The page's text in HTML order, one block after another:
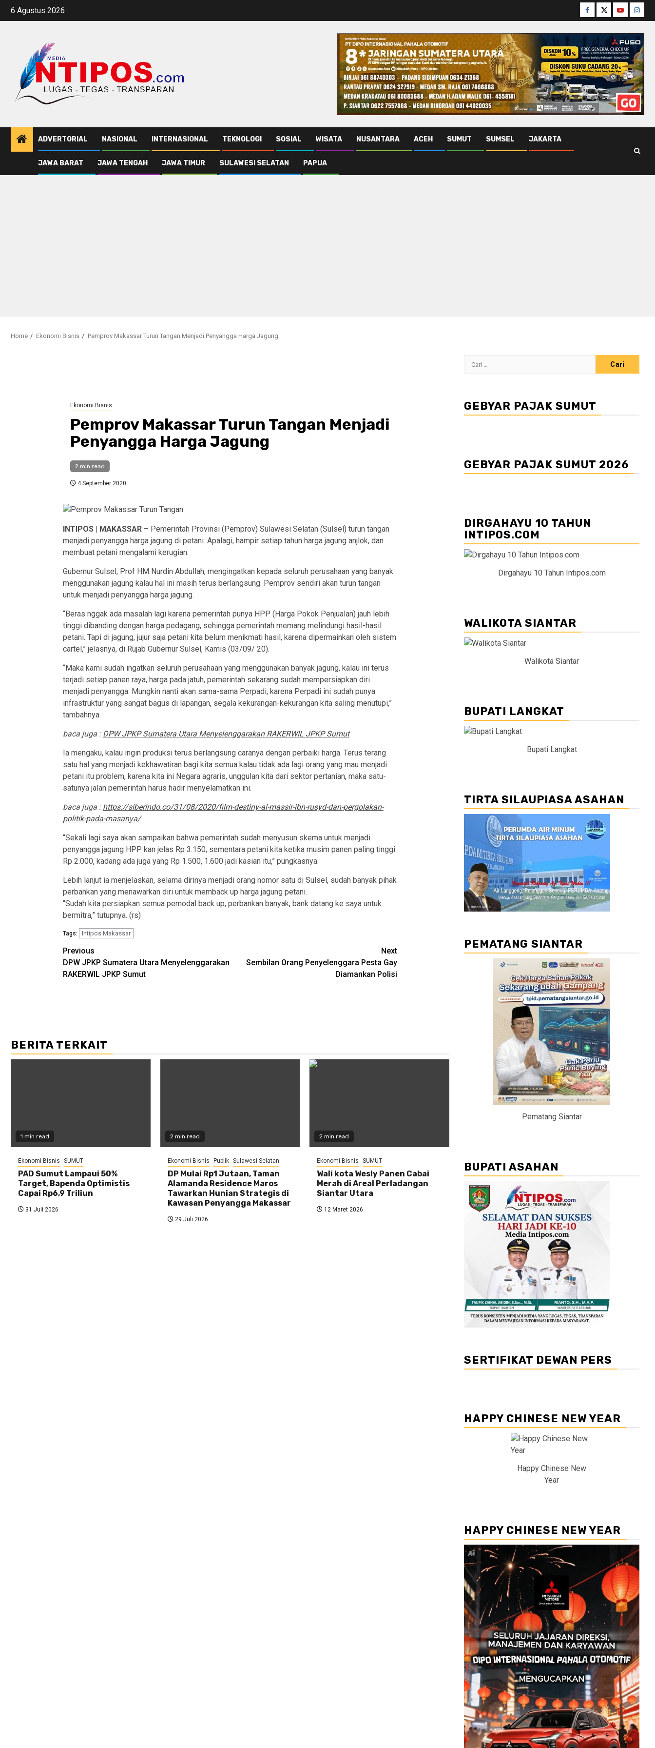
Skip
6 Agustus 2026 Facebook
TwitterYoutube
ADVERTORIAL NASIONAL INTERNASIONAL TEKNOLOGI SOSIAL WISATA NUSANTARA ACEH SUMUT SUMSEL JAKARTA
JAWA BARAT JAWA TENGAH JAWA TIMUR SULAWESI SELATAN PAPUA
Home Ekonomi Bisnis Pemprov Makassar Turun Tangan Menjadi Penyangga Harga Jagung
Ekonomi Bisnis
Pemprov Makassar Turun Tangan Menjadi
Penyangga Harga Jagung
2 min read
4 September 2020
INTIPOS | MAKASSAR – Pemerintah Provinsi (Pemprov) Sulawesi Selatan (Sulsel) turun tangan
menjadi penyangga harga jagung di petani. Apalagi, hampir setiap tahun harga jagung anjlok, dan
membuat petani mengalami kerugian.
Gubernur Sulsel, Prof HM Nurdin Abdullah, mengingatkan kepada seluruh perusahaan yang banyak
menggunakan jagung kalau hal ini masih terus berlangsung. Pemprov sendiri akan turun tangan
untuk menjadi penyangga harga jagung.
“Beras nggak ada masalah lagi karena pemerintah punya HPP (Harga Pokok Penjualan) jauh lebih
tinggi dibanding dengan harga pedagang, sehingga pemerintah memang melindungi hasil-hasil
petani. Tapi di jagung, jujur saja petani kita belum menikmati hasil, karena dipermainkan oleh sistem
cartel,” jelasnya, di Rujab Gubernur Sulsel, Kamis (03/09/ 20).
“Maka kami sudah ingatkan seluruh perusahaan yang menggunakan banyak jagung, kalau ini terus
terjadi setiap panen raya, harga pada jatuh, pemerintah sekarang sudah mempersiapkan diri
menjadi penyangga. Mungkin nanti akan sama-sama Perpadi, karena Perpadi ini sudah punya
infrastruktur yang sangat bagus di lapangan, segala kekurangan-kekurangan kita saling menutupi,”
tambahnya.
baca juga : DPW JPKP Sumatera Utara Menyelenggarakan RAKERWIL JPKP Sumut
Ia mengaku, kalau ingin produksi terus berlangsung caranya dengan perbaiki harga. Terus terang
satu hal yang menjadi kekhawatiran bagi kita semua kalau tidak ada lagi orang yang mau menjadi
petani itu problem, karena kita ini Negara agraris, unggulan kita dari sektor pertanian, maka satu-
satunya jalan pemerintah harus hadir menyelamatkan ini.
baca juga : https://siberindo.co/31/08/2020/film-destiny-al-massir-ibn-rusyd-dan-pergolakan-
politik-pada-masanya/
“Sekali lagi saya akan sampaikan bahwa pemerintah sudah menyusun skema untuk menjadi
penyangga jagung HPP kan jelas Rp 3.150, sementara petani kita ketika musim panen paling tinggi
Rp 2.000, kadang ada juga yang Rp 1.500, 1.600 jadi kasian itu,” pungkasnya.
Lebih lanjut ia menjelaskan, selama dirinya menjadi orang nomor satu di Sulsel, sudah banyak pihak
perbankan yang menawarkan diri untuk memback up harga jagung petani.
“Sudah kita persiapkan semua pemodal back up, perbankan banyak, bank datang ke saya untuk
bermitra,” tutupnya. (rs)
Tags: Intipos Makassar
Post
navigation
Previous
DPW JPKP Sumatera Utara Menyelenggarakan
RAKERWIL JPKP Sumut
Next
Sembilan Orang Penyelenggara Pesta Gay
Diamankan Polisi
BERITA TERKAIT
1 min read
Ekonomi Bisnis SUMUT
PAD Sumut Lampaui 50%
Target, Bapenda Optimistis
Capai Rp6,9 Triliun
31 Juli 2026
2 min read
Ekonomi Bisnis Publik Sulawesi Selatan
DP Mulai Rp1 Jutaan, Taman
Alamanda Residence Maros
Tawarkan Hunian Strategis di
Kawasan Penyangga Makassar
29 Juli 2026
2 min read
Ekonomi Bisnis SUMUT
Wali kota Wesly Panen Cabai
Merah di Areal Perladangan
Siantar Utara
12 Maret 2026
Cari
GEBYAR PAJAK SUMUT
GEBYAR PAJAK SUMUT 2026
DIRGAHAYU 10 TAHUN
INTIPOS.COM
Dirgahayu 10 Tahun Intipos.com
WALIKOTA SIANTAR
Walikota Siantar
BUPATI LANGKAT
Bupati Langkat
TIRTA SILAUPIASA ASAHAN
PEMATANG SIANTAR
Pematang Siantar
BUPATI ASAHAN
SERTIFIKAT DEWAN PERS
HAPPY CHINESE NEW YEAR
Happy Chinese New
Year
HAPPY CHINESE NEW YEAR
Pemutar
Video